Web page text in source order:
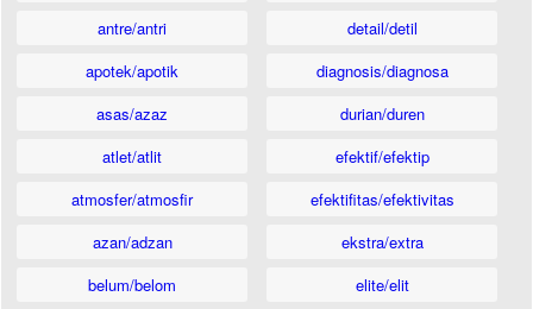
antre/antri
apotek/apotik
asas/azaz
atlet/atlit
atmosfer/atmosfir
azan/adzan
belum/belom
detail/detil
diagnosis/diagnosa
durian/duren
efektif/efektip
efektifitas/efektivitas
ekstra/extra
elite/elit